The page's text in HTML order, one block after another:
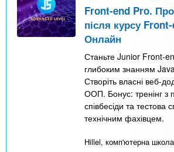
Front-end Pro.
після курсу
Онлайн
Станьте Junior Front-
глибоким знанням
Створіть власні веб-
ООП. Бонус: тренінг з
співбесіди та тестова
технічним фахівцем.
Hillel, комп'ютерна